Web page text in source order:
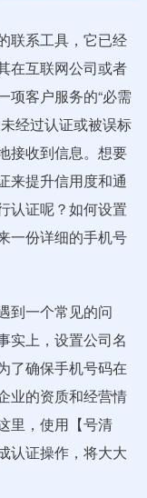
联系工具，它已经
在互联网公司或者
项客户服务的“必需
经过认证或被误标
接收到信息。想要
来提升信用度和通
认证呢？如何设置
一份详细的手机号
到一个常见的问
实上，设置公司名
了确保手机号码在
业的资质和经营情
里，使用【号清
认证操作，将大大